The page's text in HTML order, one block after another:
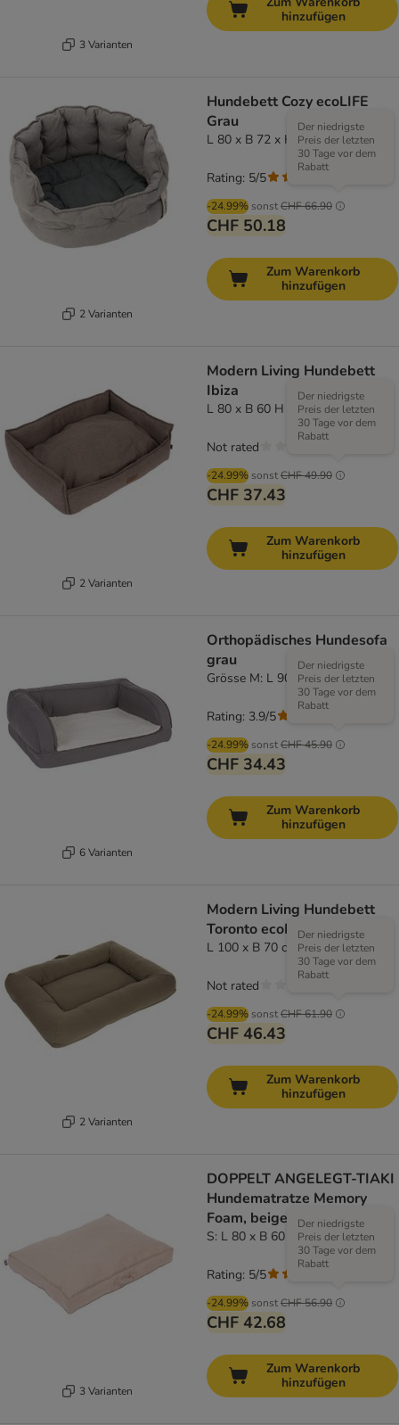
3 Varianten
hinzufügen
2 Varianten
Hundebett Cozy ecoLIFE
Grau
L 80 x B 72 x H 31 cm
-24.99% sonstCHF 66.90
Der niedrigste
Preis der letzten
30 Tage vor dem
Rabatt
CHF 50.18
Rating: 5/5
Zum Warenkorb
hinzufügen
2 Varianten
Modern Living Hundebett
Ibiza
L 80 x B 60 H 23 cm
-24.99% sonstCHF 49.90
Der niedrigste
Preis der letzten
30 Tage vor dem
Rabatt
CHF 37.43
Not rated
Zum Warenkorb
hinzufügen
6 Varianten
Orthopädisches Hundesofa
grau
Grösse M: L 90 x B 60 x H 30 cm
-24.99% sonstCHF 45.90
Der niedrigste
Preis der letzten
30 Tage vor dem
Rabatt
CHF 34.43
Rating: 3.9/5
Zum Warenkorb
hinzufügen
2 Varianten
Modern Living Hundebett
Toronto ecoLIFE
L 100 x B 70 cm
-24.99% sonstCHF 61.90
Der niedrigste
Preis der letzten
30 Tage vor dem
Rabatt
CHF 46.43
Not rated
Zum Warenkorb
hinzufügen
3 Varianten
DOPPELT ANGELEGT-TIAKI
Hundematratze Memory
Foam, beige
S: L 80 x B 60 x H 17 cm
-24.99% sonstCHF 56.90
Der niedrigste
Preis der letzten
30 Tage vor dem
Rabatt
CHF 42.68
Rating: 5/5
Zum Warenkorb
hinzufügen